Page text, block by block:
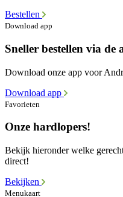
Bestellen
Download app
Sneller bestellen via de
Download onze app voor
Download app
Favorieten
Onze hardlopers!
Bekijk hieronder welke
direct!
Bekijken
Menukaart